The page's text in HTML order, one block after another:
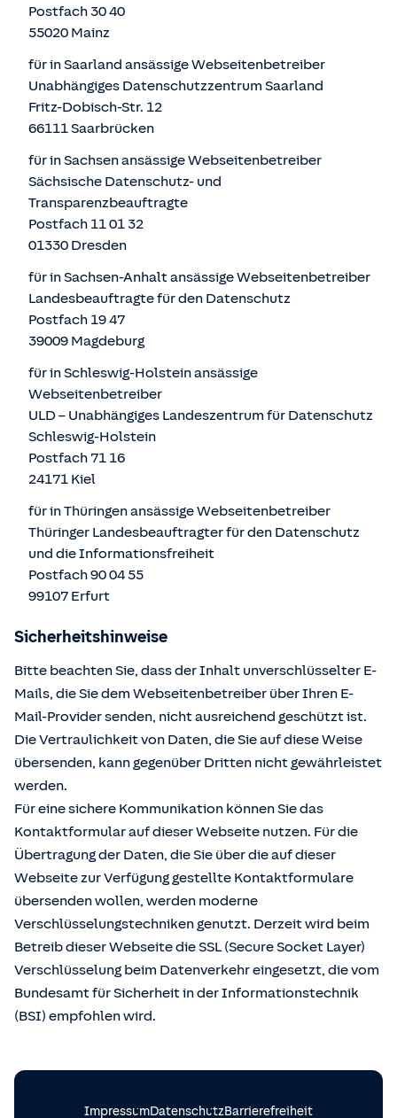
Postfach 30 40
55020 Mainz
für in Saarland ansässige Webseitenbetreiber
Unabhängiges Datenschutzzentrum Saarland
Fritz-Dobisch-Str. 12
66111 Saarbrücken
für in Sachsen ansässige Webseitenbetreiber
Sächsische Datenschutz- und
Transparenzbeauftragte
Postfach 11 01 32
01330 Dresden
für in Sachsen-Anhalt ansässige Webseitenbetreiber
Landesbeauftragte für den Datenschutz
Postfach 19 47
39009 Magdeburg
für in Schleswig-Holstein ansässige
Webseitenbetreiber
ULD – Unabhängiges Landeszentrum für Datenschutz
Schleswig-Holstein
Postfach 71 16
24171 Kiel
für in Thüringen ansässige Webseitenbetreiber
Thüringer Landesbeauftragter für den Datenschutz
und die Informationsfreiheit
Postfach 90 04 55
99107 Erfurt
Sicherheitshinweise
Bitte beachten Sie, dass der Inhalt unverschlüsselter E-
Mails, die Sie dem Webseitenbetreiber über Ihren E-
Mail-Provider senden, nicht ausreichend geschützt ist.
Die Vertraulichkeit von Daten, die Sie auf diese Weise
übersenden, kann gegenüber Dritten nicht gewährleistet
werden.
Für eine sichere Kommunikation können Sie das
Kontaktformular auf dieser Webseite nutzen. Für die
Übertragung der Daten, die Sie über die auf dieser
Webseite zur Verfügung gestellte Kontaktformulare
übersenden wollen, werden moderne
Verschlüsselungstechniken genutzt. Derzeit wird beim
Betreib dieser Webseite die SSL (Secure Socket Layer)
Verschlüsselung beim Datenverkehr eingesetzt, die vom
Bundesamt für Sicherheit in der Informationstechnik
(BSI) empfohlen wird.
ImpressumDatenschutzBarrierefreiheit